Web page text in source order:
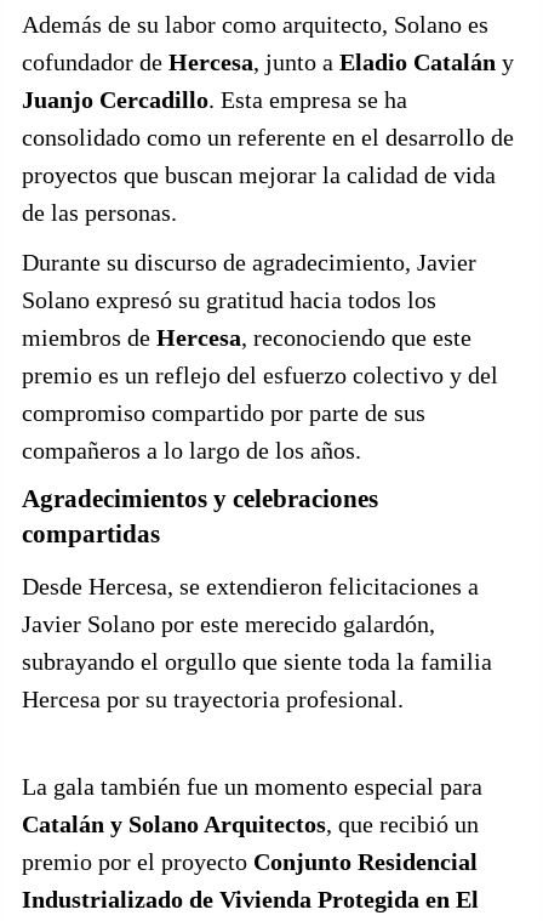
Además de su labor como arquitecto, Solano es
cofundador de Hercesa, junto a Eladio Catalán y
Juanjo Cercadillo. Esta empresa se ha
consolidado como un referente en el desarrollo de
proyectos que buscan mejorar la calidad de vida
de las personas.
Durante su discurso de agradecimiento, Javier
Solano expresó su gratitud hacia todos los
miembros de Hercesa, reconociendo que este
premio es un reflejo del esfuerzo colectivo y del
compromiso compartido por parte de sus
compañeros a lo largo de los años.
Agradecimientos y celebraciones
compartidas
Desde Hercesa, se extendieron felicitaciones a
Javier Solano por este merecido galardón,
subrayando el orgullo que siente toda la familia
Hercesa por su trayectoria profesional.
La gala también fue un momento especial para
Catalán y Solano Arquitectos, que recibió un
premio por el proyecto Conjunto Residencial
Industrializado de Vivienda Protegida en El